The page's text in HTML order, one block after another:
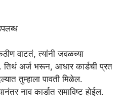
वाटतं, त्यांनी जवळच्या
तिथं अर्ज भरून, आधार कार्डची प्रत
तुम्हाला पावती मिळेल.
नाव कार्डात समाविष्ट होईल.